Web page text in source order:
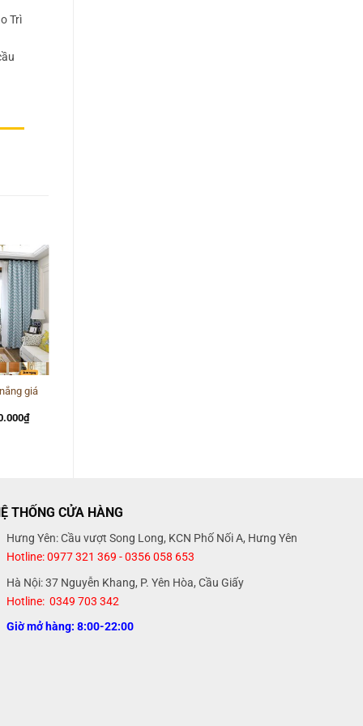
Trì
giá
₫Giá
hiện
THỐNG CỬA HÀNG
Hưng Yên: Cầu vượt Song Long, KCN Phố Nối A, Hưng Yên
Hotline: 0977 321 369 - 0356 058 653
Hà Nội: 37 Nguyễn Khang, P. Yên Hòa, Cầu Giấy
Hotline: 0349 703 342
Giờ mở hàng: 8:00-22:00